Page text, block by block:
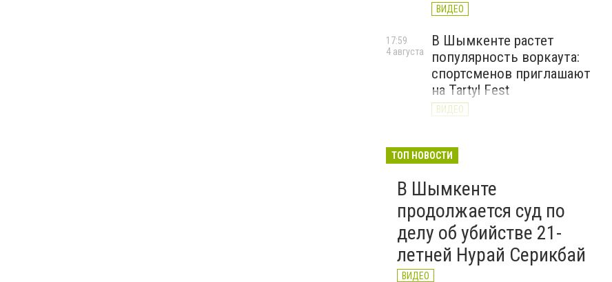
ВИДЕО
В Шымкенте растет
популярность воркаута:
спортсменов приглашают
на Tartyl Fest
ВИДЕО
17:59
4 августа
начала подготовку к
2026–2027
ВИДЕО
4 августа
ТОП НОВОСТИ
В Шымкенте
продолжается суд по
делу об убийстве 21-
летней Нурай Серикбай
ВИДЕО